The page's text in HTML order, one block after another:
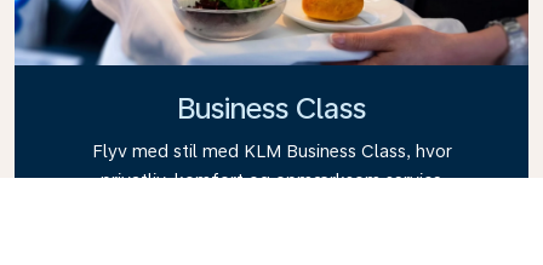
Business Class
Flyv med stil med KLM Business Class, hvor
privatliv, komfort og opmærksom service